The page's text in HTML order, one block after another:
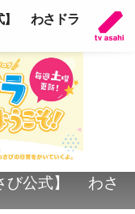
】 わさドラ
び公式】 わさ